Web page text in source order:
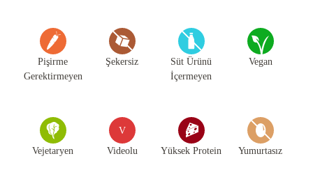
Pişirme
Gerektirmeyen
Şekersiz
Süt Ürünü
İçermeyen
Vegan
Vejetaryen
V
Videolu Yüksek Protein Yumurtasız